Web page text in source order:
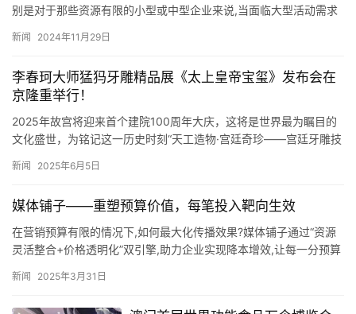
别是对于那些资源有限的小型或中型企业来说,当面临大型活动需求
新闻 2024年11月29日
李春珂大师猛犸牙雕精品展《太上皇帝宝玺》发布会在
京隆重举行！
2025年故宫将迎来首个建院100周年大庆，这将是世界最为瞩目的
文化盛世，为铭记这一历史时刻“天工造物·宫廷奇珍——宫廷牙雕技
新闻 2025年6月5日
媒体铺子——重塑预算价值，每笔投入靶向生效
在营销预算有限的情况下,如何最大化传播效果?媒体铺子通过“资源
灵活整合+价格透明化”双引擎,助力企业实现降本增效,让每一分预算
新闻 2025年3月31日